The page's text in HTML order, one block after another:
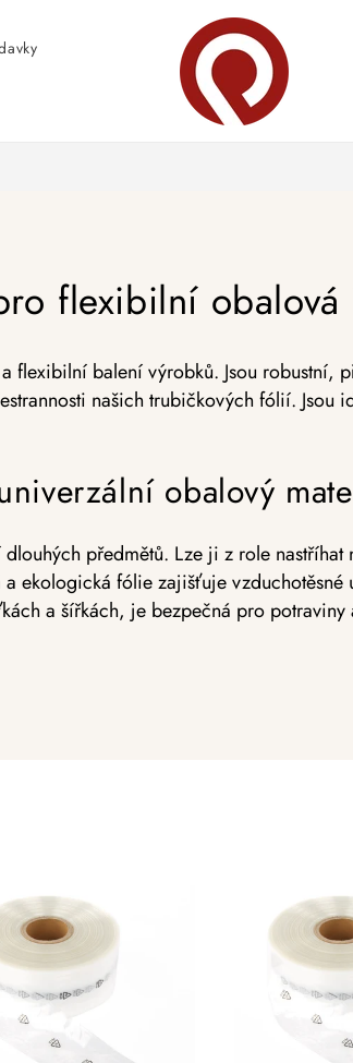
flexibilní obalová
balení výrobků. Jsou robustní,
našich trubičkových fólií.
obalový
předmětů. Lze ji z role
ekologická fólie zajišťuje
a šířkách, je bezpečná pro